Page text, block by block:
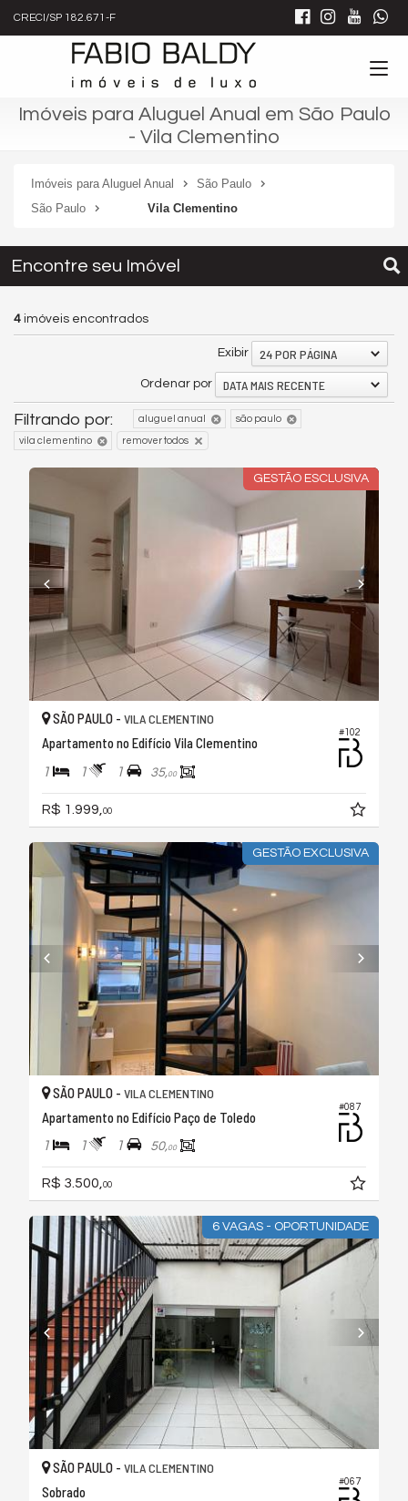
CRECI/SP 182.671-F
Imóveis para Aluguel Anual em São Paulo
- Vila Clementino
Imóveis para Aluguel Anual
São Paulo
São Paulo
Vila Clementino
Encontre seu Imóvel
4 imóveis encontrados
Exibir 24 POR PÁGINA
Ordenar por DATA MAIS RECENTE
Filtrando por: aluguel anual são paulo
vila clementino remover todos
GESTÃO ESCLUSIVA
#102
SÃO PAULO - VILA CLEMENTINO
Apartamento no Edifício Vila Clementino
1 1 1 35,00
R$ 1.999, 00
GESTÃO EXCLUSIVA
#087
SÃO PAULO - VILA CLEMENTINO
Apartamento no Edifício Paço de Toledo
1 1 1 50,00
R$ 3.500,00
6 VAGAS - OPORTUNIDADE
#067
SÃO PAULO - VILA CLEMENTINO
Sobrado